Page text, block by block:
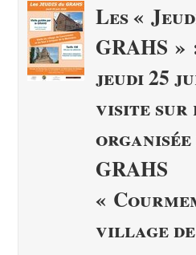
Les «
GRAHS »
jeudi 25
visite sur
GRAHS
«
village